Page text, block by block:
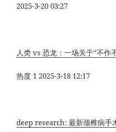
2025-3-20 03:27
人类 vs 恐龙：一场关于“不作
热度 1 2025-3-18 12:17
deep research: 最新颈椎病手